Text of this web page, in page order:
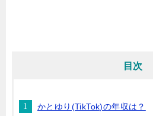
目次
かとゆり(TikTok)の年収は？